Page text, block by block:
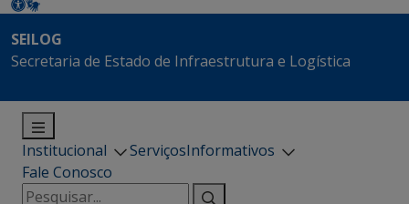
SEILOG
Secretaria de Estado de Infraestrutura e Logística
Institucional ServiçosInformativos
Fale Conosco
Pesquisar